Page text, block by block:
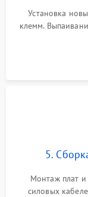
Установка
клемм.
цепи
5.
Монтаж плат и
силовых